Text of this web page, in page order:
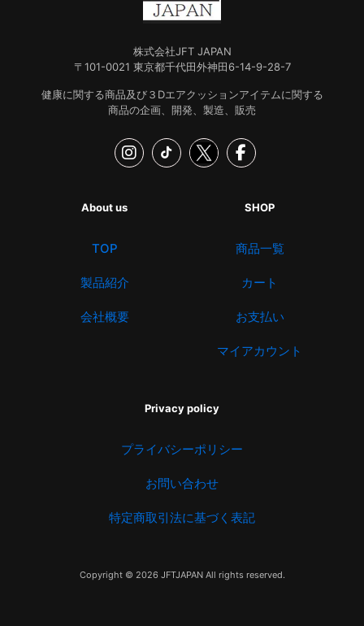
株式会社JFT JAPAN
〒101-0021 東京都千代田外神田6-14-9-28-7
健康に関する商品及び３Dエアクッションアイテムに関する
商品の企画、開発、製造、販売
About us
TOP
製品紹介
会社概要
SHOP
商品一覧
カート
お支払い
マイアカウント
Privacy policy
プライバシーポリシー
お問い合わせ
特定商取引法に基づく表記
Copyright © 2026 JFTJAPAN All rights reserved.